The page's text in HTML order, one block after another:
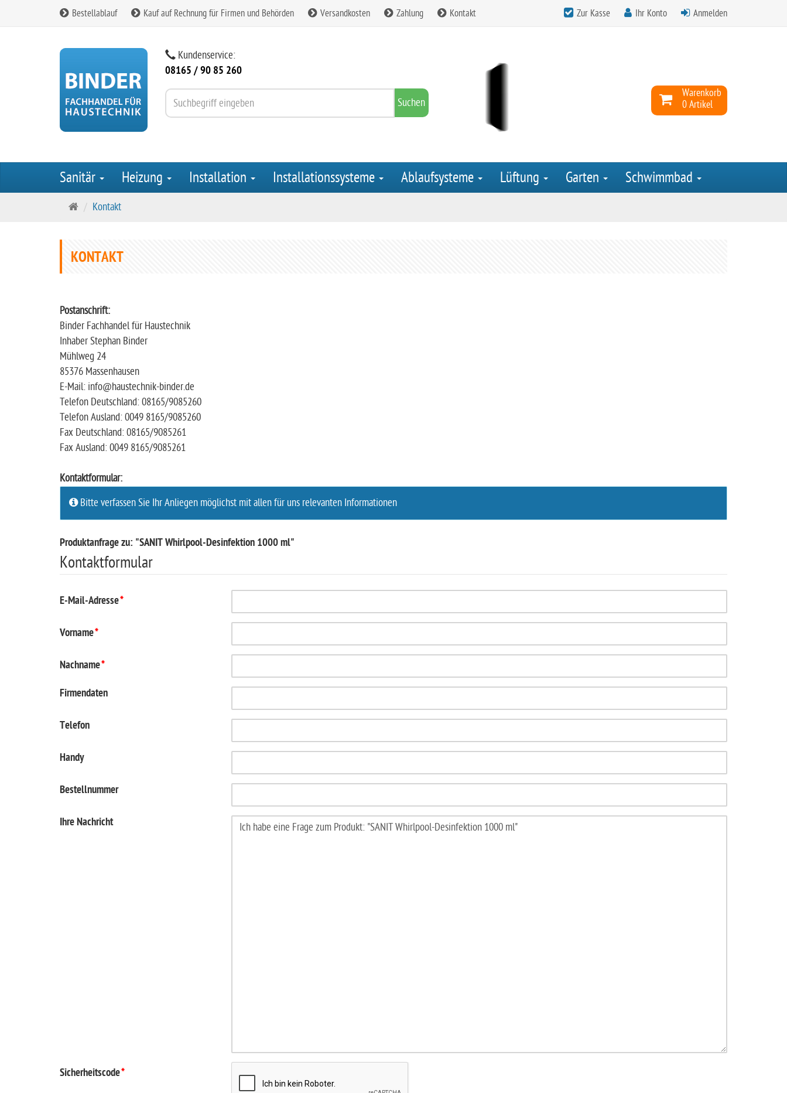
Bestellablauf Kauf auf Rechnung für Firmen und Behörden Versandkosten Zahlung Kontakt Zur Kasse Ihr Konto Anmelden
Kundenservice:
08165 / 90 85 260
Suchen
Warenkorb
0 Artikel
Sanitär Heizung Installation Installationssysteme Ablaufsysteme Lüftung Garten Schwimmbad
S
r
i
t
e
Kontakt
KONTAKT
Postanschrift:
Binder Fachhandel für Haustechnik
Inhaber Stephan Binder
Mühlweg 24
85376 Massenhausen
E-Mail: info@haustechnik-binder.de
Telefon Deutschland: 08165/9085260
Telefon Ausland: 0049 8165/9085260
Fax Deutschland: 08165/9085261
Fax Ausland: 0049 8165/9085261
Kontaktformular:
Bitte verfassen Sie Ihr Anliegen möglichst mit allen für uns relevanten Informationen
Produktanfrage zu: "SANIT Whirlpool-Desinfektion 1000 ml"
Kontaktformular
E-Mail-Adresse*
Vorname*
Nachname*
Firmendaten
Telefon
Handy
Bestellnummer
Ihre Nachricht
Sicherheitscode*